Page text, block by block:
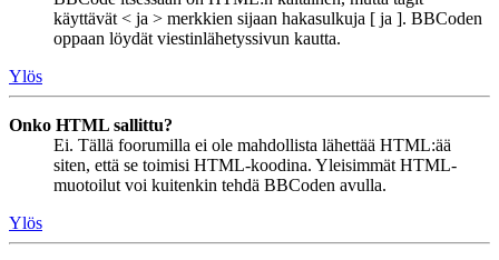
käyttävät < ja > merkkien sijaan hakasulkuja [ ja ]. BBCoden
oppaan löydät viestinlähetyssivun kautta.
Ylös
Onko HTML sallittu?
Ei. Tällä foorumilla ei ole mahdollista lähettää HTML:ää
siten, että se toimisi HTML-koodina. Yleisimmät HTML-
muotoilut voi kuitenkin tehdä BBCoden avulla.
Ylös